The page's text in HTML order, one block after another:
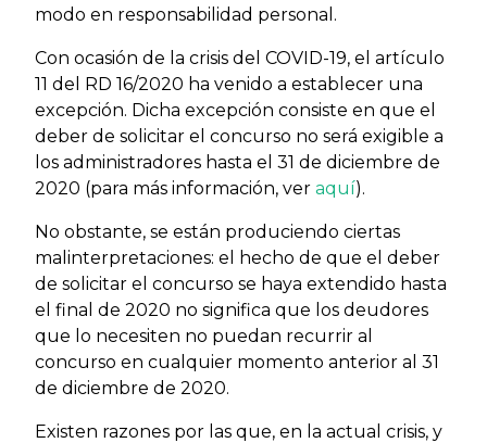
modo en responsabilidad personal.
Con ocasión de la crisis del COVID-19, el artículo
11 del RD 16/2020 ha venido a establecer una
excepción. Dicha excepción consiste en que el
deber de solicitar el concurso no será exigible a
los administradores hasta el 31 de diciembre de
2020 (para más información, ver aquí).
No obstante, se están produciendo ciertas
malinterpretaciones: el hecho de que el deber
de solicitar el concurso se haya extendido hasta
el final de 2020 no significa que los deudores
que lo necesiten no puedan recurrir al
concurso en cualquier momento anterior al 31
de diciembre de 2020.
Existen razones por las que, en la actual crisis, y